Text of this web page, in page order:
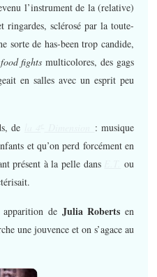
l’instrument de la (relative)
ringardes, sclérosé par la toute-
sorte de has-been trop candide,
food fights multicolores, des gags
en salles avec un esprit peu
de
: musique
et qu’on perd forcément en
présent à la pelle dans
ou
de Julia Roberts en
une jouvence et on s’agace au